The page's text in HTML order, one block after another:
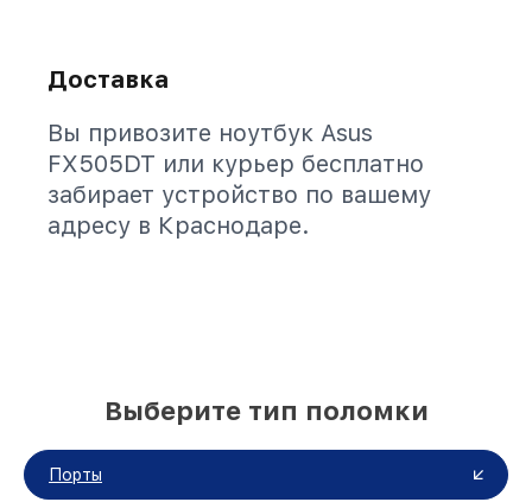
Доставка
Вы привозите ноутбук Asus
FX505DT или курьер бесплатно
забирает устройство по вашему
адресу в Краснодаре.
Выберите тип поломки
Порты